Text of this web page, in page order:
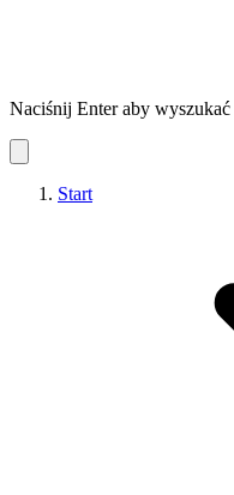
Naciśnij Enter aby
Start